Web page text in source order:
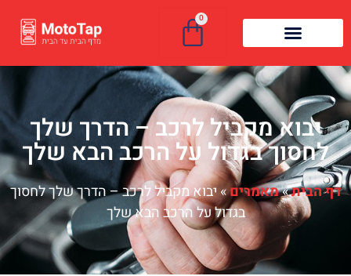
0
יבוא מקביל לרכב – הדרך שלך
לחסוך בגדול על הרכב הבא שלך
דף הבית»מאמרים» יבוא מקביל לרכב – הדרך שלך לחסוך
בגדול על הרכב הבא שלך